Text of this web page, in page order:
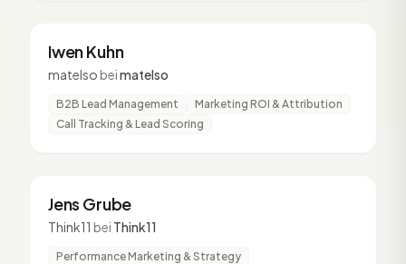
IK
Iwen Kuhn
matelso beimatelso
B2B Lead Management
Marketing ROI & Attribution
Call Tracking & Lead Scoring
JG
Jens Grube
Think11 bei Think11
Performance Marketing & Strategy